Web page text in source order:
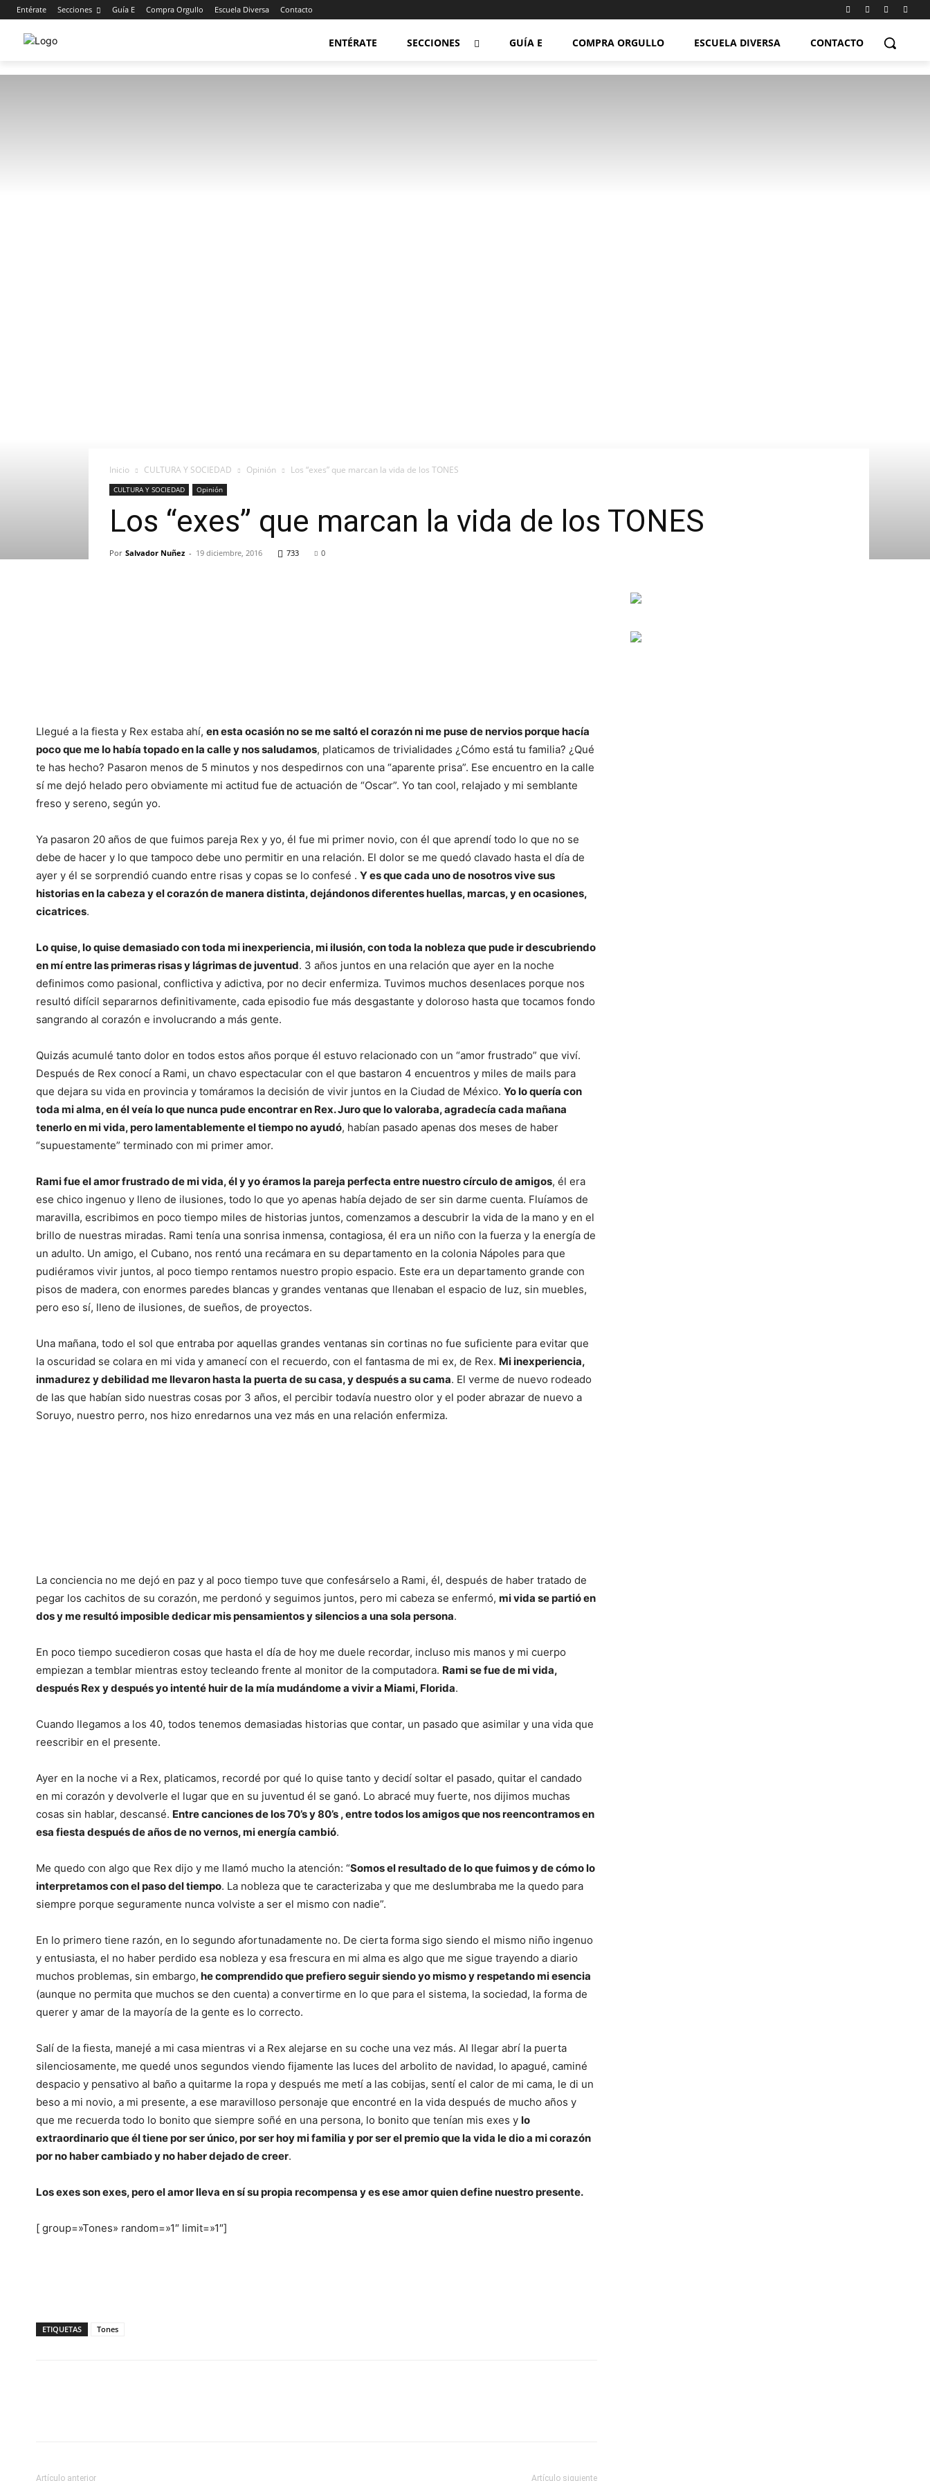
Entérate Secciones Guía E Compra Orgullo Escuela Diversa Contacto
ENTÉRATE SECCIONES GUÍA E COMPRA ORGULLO ESCUELA DIVERSA CONTACTO
Inicio CULTURA Y SOCIEDAD Opinión Los “exes” que marcan la vida de los TONES
CULTURA Y SOCIEDAD Opinión
Los “exes” que marcan la vida de los TONES
Por Salvador Nuñez - 19 diciembre, 2016 733 0
Llegué a la fiesta y Rex estaba ahí, en esta ocasión no se me saltó el corazón ni me puse de nervios porque hacía
poco que me lo había topado en la calle y nos saludamos, platicamos de trivialidades ¿Cómo está tu familia? ¿Qué
te has hecho? Pasaron menos de 5 minutos y nos despedirnos con una “aparente prisa”. Ese encuentro en la calle
sí me dejó helado pero obviamente mi actitud fue de actuación de “Oscar”. Yo tan cool, relajado y mi semblante
freso y sereno, según yo.
Ya pasaron 20 años de que fuimos pareja Rex y yo, él fue mi primer novio, con él que aprendí todo lo que no se
debe de hacer y lo que tampoco debe uno permitir en una relación. El dolor se me quedó clavado hasta el día de
ayer y él se sorprendió cuando entre risas y copas se lo confesé . Y es que cada uno de nosotros vive sus
historias en la cabeza y el corazón de manera distinta, dejándonos diferentes huellas, marcas, y en ocasiones,
cicatrices.
Lo quise, lo quise demasiado con toda mi inexperiencia, mi ilusión, con toda la nobleza que pude ir descubriendo
en mí entre las primeras risas y lágrimas de juventud. 3 años juntos en una relación que ayer en la noche
definimos como pasional, conflictiva y adictiva, por no decir enfermiza. Tuvimos muchos desenlaces porque nos
resultó difícil separarnos definitivamente, cada episodio fue más desgastante y doloroso hasta que tocamos fondo
sangrando al corazón e involucrando a más gente.
Quizás acumulé tanto dolor en todos estos años porque él estuvo relacionado con un “amor frustrado” que viví.
Después de Rex conocí a Rami, un chavo espectacular con el que bastaron 4 encuentros y miles de mails para
que dejara su vida en provincia y tomáramos la decisión de vivir juntos en la Ciudad de México. Yo lo quería con
toda mi alma, en él veía lo que nunca pude encontrar en Rex. Juro que lo valoraba, agradecía cada mañana
tenerlo en mi vida, pero lamentablemente el tiempo no ayudó, habían pasado apenas dos meses de haber
“supuestamente” terminado con mi primer amor.
Rami fue el amor frustrado de mi vida, él y yo éramos la pareja perfecta entre nuestro círculo de amigos, él era
ese chico ingenuo y lleno de ilusiones, todo lo que yo apenas había dejado de ser sin darme cuenta. Fluíamos de
maravilla, escribimos en poco tiempo miles de historias juntos, comenzamos a descubrir la vida de la mano y en el
brillo de nuestras miradas. Rami tenía una sonrisa inmensa, contagiosa, él era un niño con la fuerza y la energía de
un adulto. Un amigo, el Cubano, nos rentó una recámara en su departamento en la colonia Nápoles para que
pudiéramos vivir juntos, al poco tiempo rentamos nuestro propio espacio. Este era un departamento grande con
pisos de madera, con enormes paredes blancas y grandes ventanas que llenaban el espacio de luz, sin muebles,
pero eso sí, lleno de ilusiones, de sueños, de proyectos.
Una mañana, todo el sol que entraba por aquellas grandes ventanas sin cortinas no fue suficiente para evitar que
la oscuridad se colara en mi vida y amanecí con el recuerdo, con el fantasma de mi ex, de Rex. Mi inexperiencia,
inmadurez y debilidad me llevaron hasta la puerta de su casa, y después a su cama. El verme de nuevo rodeado
de las que habían sido nuestras cosas por 3 años, el percibir todavía nuestro olor y el poder abrazar de nuevo a
Soruyo, nuestro perro, nos hizo enredarnos una vez más en una relación enfermiza.
La conciencia no me dejó en paz y al poco tiempo tuve que confesárselo a Rami, él, después de haber tratado de
pegar los cachitos de su corazón, me perdonó y seguimos juntos, pero mi cabeza se enfermó, mi vida se partió en
dos y me resultó imposible dedicar mis pensamientos y silencios a una sola persona.
En poco tiempo sucedieron cosas que hasta el día de hoy me duele recordar, incluso mis manos y mi cuerpo
empiezan a temblar mientras estoy tecleando frente al monitor de la computadora. Rami se fue de mi vida,
después Rex y después yo intenté huir de la mía mudándome a vivir a Miami, Florida.
Cuando llegamos a los 40, todos tenemos demasiadas historias que contar, un pasado que asimilar y una vida que
reescribir en el presente.
Ayer en la noche vi a Rex, platicamos, recordé por qué lo quise tanto y decidí soltar el pasado, quitar el candado
en mi corazón y devolverle el lugar que en su juventud él se ganó. Lo abracé muy fuerte, nos dijimos muchas
cosas sin hablar, descansé. Entre canciones de los 70’s y 80’s , entre todos los amigos que nos reencontramos en
esa fiesta después de años de no vernos, mi energía cambió.
Me quedo con algo que Rex dijo y me llamó mucho la atención: “Somos el resultado de lo que fuimos y de cómo lo
interpretamos con el paso del tiempo. La nobleza que te caracterizaba y que me deslumbraba me la quedo para
siempre porque seguramente nunca volviste a ser el mismo con nadie”.
En lo primero tiene razón, en lo segundo afortunadamente no. De cierta forma sigo siendo el mismo niño ingenuo
y entusiasta, el no haber perdido esa nobleza y esa frescura en mi alma es algo que me sigue trayendo a diario
muchos problemas, sin embargo, he comprendido que prefiero seguir siendo yo mismo y respetando mi esencia
(aunque no permita que muchos se den cuenta) a convertirme en lo que para el sistema, la sociedad, la forma de
querer y amar de la mayoría de la gente es lo correcto.
Salí de la fiesta, manejé a mi casa mientras vi a Rex alejarse en su coche una vez más. Al llegar abrí la puerta
silenciosamente, me quedé unos segundos viendo fijamente las luces del arbolito de navidad, lo apagué, caminé
despacio y pensativo al baño a quitarme la ropa y después me metí a las cobijas, sentí el calor de mi cama, le di un
beso a mi novio, a mi presente, a ese maravilloso personaje que encontré en la vida después de mucho años y
que me recuerda todo lo bonito que siempre soñé en una persona, lo bonito que tenían mis exes y lo
extraordinario que él tiene por ser único, por ser hoy mi familia y por ser el premio que la vida le dio a mi corazón
por no haber cambiado y no haber dejado de creer.
Los exes son exes, pero el amor lleva en sí su propia recompensa y es ese amor quien define nuestro presente.
[ group=»Tones» random=»1″ limit=»1″]
ETIQUETAS Tones
Artículo anterior Artículo siguiente